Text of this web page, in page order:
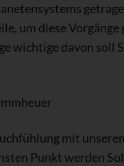
um diese Vorgänge
wichtige davon soll
mit
Punkt werden